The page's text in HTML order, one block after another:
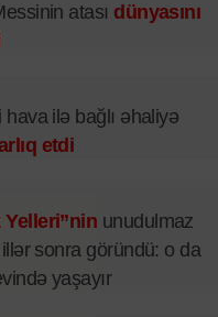
atası dünyasını
hava ilə bağlı əhaliyə
etdi
Yelleri”nin unudulmaz
sonra göründü: o da
yaşayır